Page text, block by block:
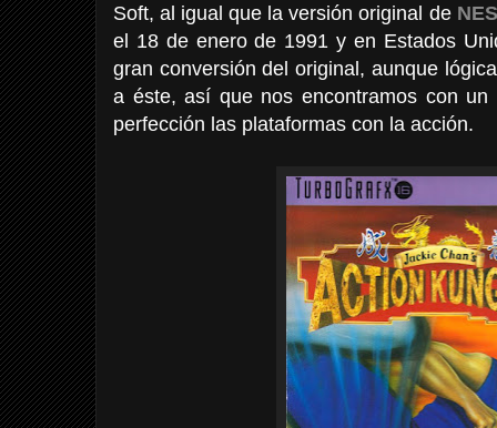
Soft, al igual que la versión original de NES
el 18 de enero de 1991 y en Estados
gran conversión del original, aunque
a éste, así que nos encontramos con
perfección las plataformas con la acción.